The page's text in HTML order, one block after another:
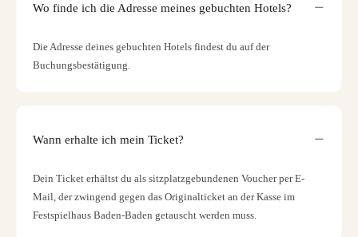
Wo finde ich die Adresse meines gebuchten Hotels?
Die Adresse deines gebuchten Hotels findest du auf der
Buchungsbestätigung.
Wann erhalte ich mein Ticket?
Dein Ticket erhältst du als sitzplatzgebundenen Voucher per E-
Mail, der zwingend gegen das Originalticket an der Kasse im
Festspielhaus Baden-Baden getauscht werden muss.